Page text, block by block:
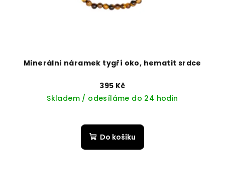
Minerální náramek tygří oko, hematit srdce
395 Kč
Skladem / odesíláme do 24 hodin
Do košíku